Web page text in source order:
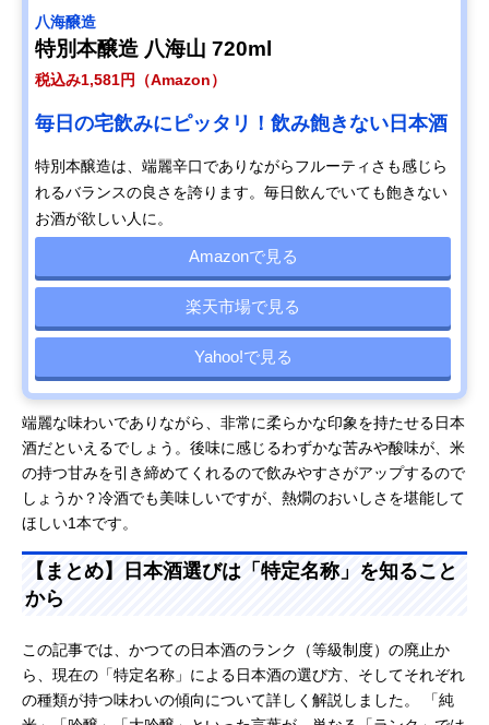
八海醸造
特別本醸造 八海山 720ml
税込み1,581円（Amazon）
毎日の宅飲みにピッタリ！飲み飽きない日本酒
特別本醸造は、端麗辛口でありながらフルーティさも感じら
れるバランスの良さを誇ります。毎日飲んでいても飽きない
お酒が欲しい人に。
Amazonで見る
楽天市場で見る
Yahoo!で見る
端麗な味わいでありながら、非常に柔らかな印象を持たせる日本
酒だといえるでしょう。後味に感じるわずかな苦みや酸味が、米
の持つ甘みを引き締めてくれるので飲みやすさがアップするので
しょうか？冷酒でも美味しいですが、熱燗のおいしさを堪能して
ほしい1本です。
【まとめ】日本酒選びは「特定名称」を知ること
から
この記事では、かつての日本酒のランク（等級制度）の廃止か
ら、現在の「特定名称」による日本酒の選び方、そしてそれぞれ
の種類が持つ味わいの傾向について詳しく解説しました。 「純